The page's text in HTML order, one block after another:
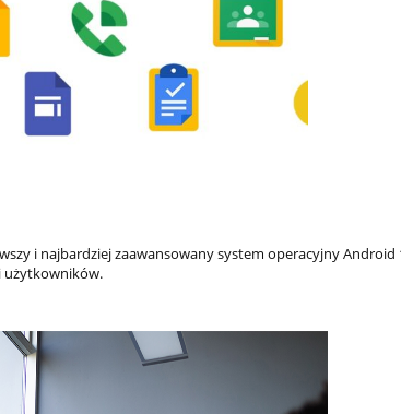
i najbardziej zaawansowany system operacyjny